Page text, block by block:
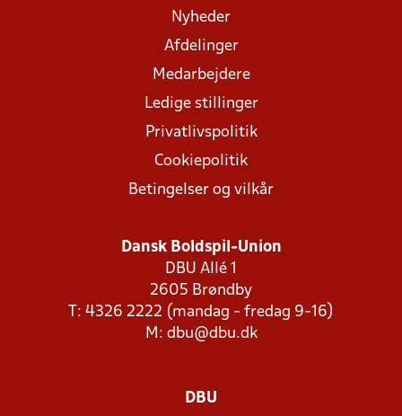
Nyheder
Afdelinger
Medarbejdere
Ledige stillinger
Privatlivspolitik
Cookiepolitik
Betingelser og vilkår
Dansk Boldspil-Union
DBU Allé 1
2605 Brøndby
T: 4326 2222 (mandag - fredag 9-16)
M: dbu@dbu.dk
DBU